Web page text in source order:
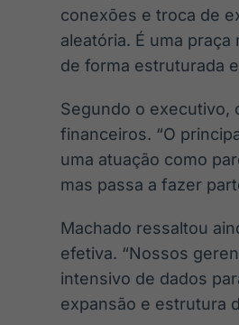
conexões e troca de
aleatória. É uma
de forma estruturada
Segundo o executivo,
financeiros. “O
uma atuação como
mas passa a fazer
Machado ressaltou
efetiva. “Nossos
intensivo de dados
expansão e estrutura